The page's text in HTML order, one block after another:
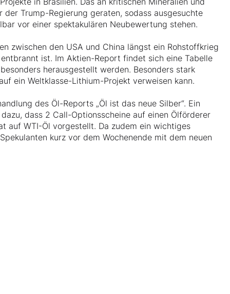
Trump-Regierung geraten, sodass ausgesuchte
vor einer spektakulären Neubewertung stehen.
zwischen den USA und China längst ein Rohstoffkrieg
ist. Im Aktien-Report findet sich eine Tabelle
herausgestellt werden. Besonders stark
ein Weltklasse-Lithium-Projekt verweisen kann.
des Öl-Reports „Öl ist das neue Silber“. Ein
dass 2 Call-Optionsscheine auf einen Ölförderer
auf WTI-Öl vorgestellt. Da zudem ein wichtiges
kurz vor dem Wochenende mit dem neuen